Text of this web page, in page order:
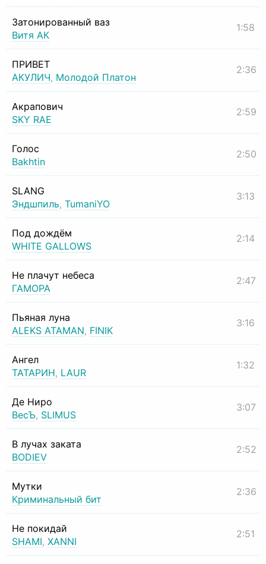
Затонированный ваз
Витя АК
1:58
ПРИВЕТ
АКУЛИЧ, Молодой Платон
2:36
Акрапович
SKY RAE
2:59
Голос
Bakhtin
2:50
SLANG
Эндшпиль, TumaniYO
3:13
Под дождём
WHITE GALLOWS
2:14
Не плачут небеса
ГАМОРА
2:47
Пьяная луна
ALEKS ATAMAN, FINIK
3:16
Ангел
ТАТАРИН, LAUR
1:32
Де Ниро
ВесЪ, SLIMUS
3:07
В лучах заката
BODIEV
2:52
Мутки
Криминальный бит
2:36
Не покидай
SHAMI, XANNI
2:51